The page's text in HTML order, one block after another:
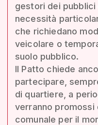
gestori dei
necessità
che richiedano
veicolare o
suolo pubblico.
Il Patto chiede
partecipare,
di quartiere, a
verranno promossi
comunale per il